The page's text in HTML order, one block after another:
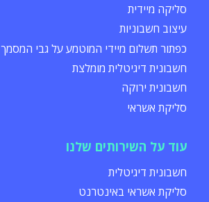
סליקה מיידית
עיצוב חשבוניות
כפתור תשלום מיידי המוטמע על גבי המסמך
חשבונית דיגיטלית מומלצת
חשבונית ירוקה
סליקת אשראי
עוד על השירותים שלנו
חשבונית דיגיטלית
סליקת אשראי באינטרנט